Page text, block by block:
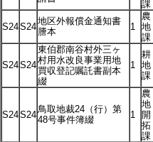
課
S24S24
地区外報償金通知書
謄本
1
農
地
課
S24S24
東伯郡南谷村外三ヶ
村用水改良事業用地
買収登記嘱託書副本
綴
1
耕
地
課
S24S24
鳥取地裁24（行）第
48号事件簿綴
1
農
地
開
拓
課